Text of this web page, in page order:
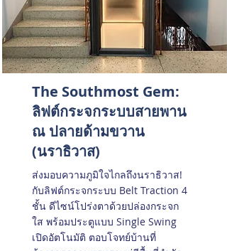
The Southmost Gem:
ลิฟต์กระจกระบบสายพาน
ณ ปลายด้ามขวาน
(นราธิวาส)
ส่งมอบความภูมิใจไกลถึงนราธิวาส!
กับลิฟต์กระจกระบบ Belt Traction 4
ชั้น ดีไซน์โปร่งตาด้วยปล่องกระจก
ใส พร้อมประตูแบบ Single Swing
เปิดอัตโนมัติ ตอบโจทย์บ้านที่